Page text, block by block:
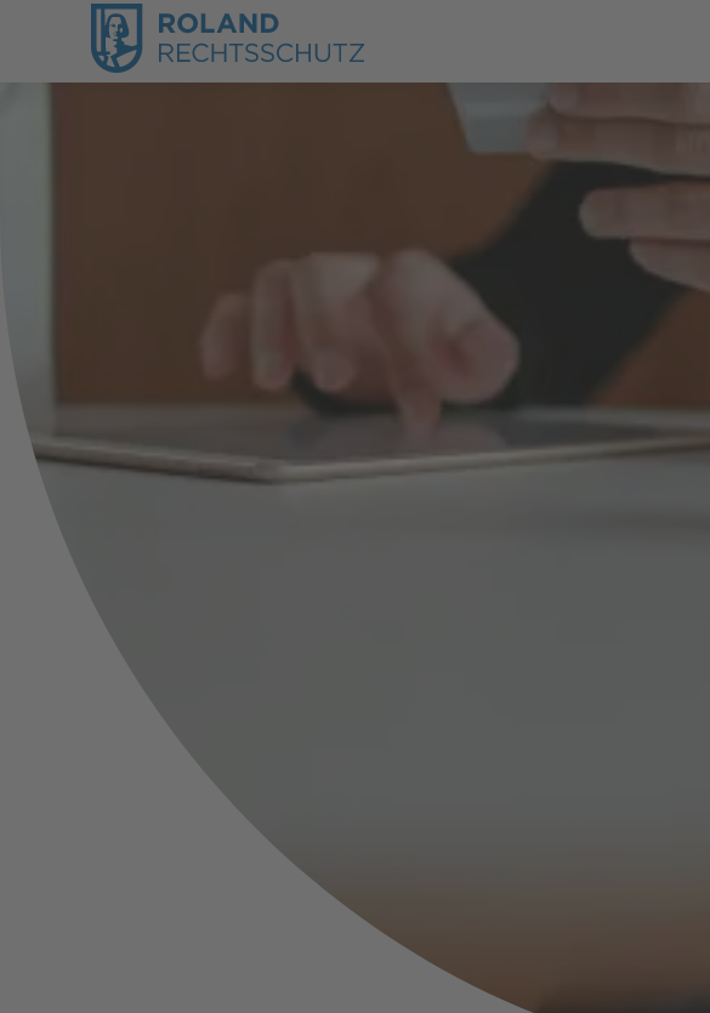
Garantie und Gewährleistung:
Unterschied, Fristen, Bedingungen u. v.